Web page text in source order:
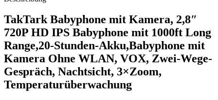
TakTark Babyphone mit Kamera, 2,8″
720P HD IPS Babyphone mit 1000ft Long
Range,20-Stunden-Akku,Babyphone mit
Kamera Ohne WLAN, VOX, Zwei-Wege-
Gespräch, Nachtsicht, 3×Zoom,
Temperaturüberwachung